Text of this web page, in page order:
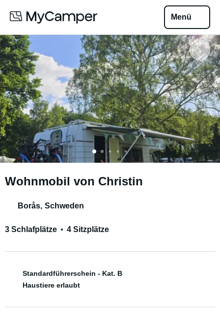
Menü
Wohnmobil von Christin
Borås, Schweden
3 Schlafplätze 4 Sitzplätze
Standardführerschein - Kat. B
Haustiere erlaubt